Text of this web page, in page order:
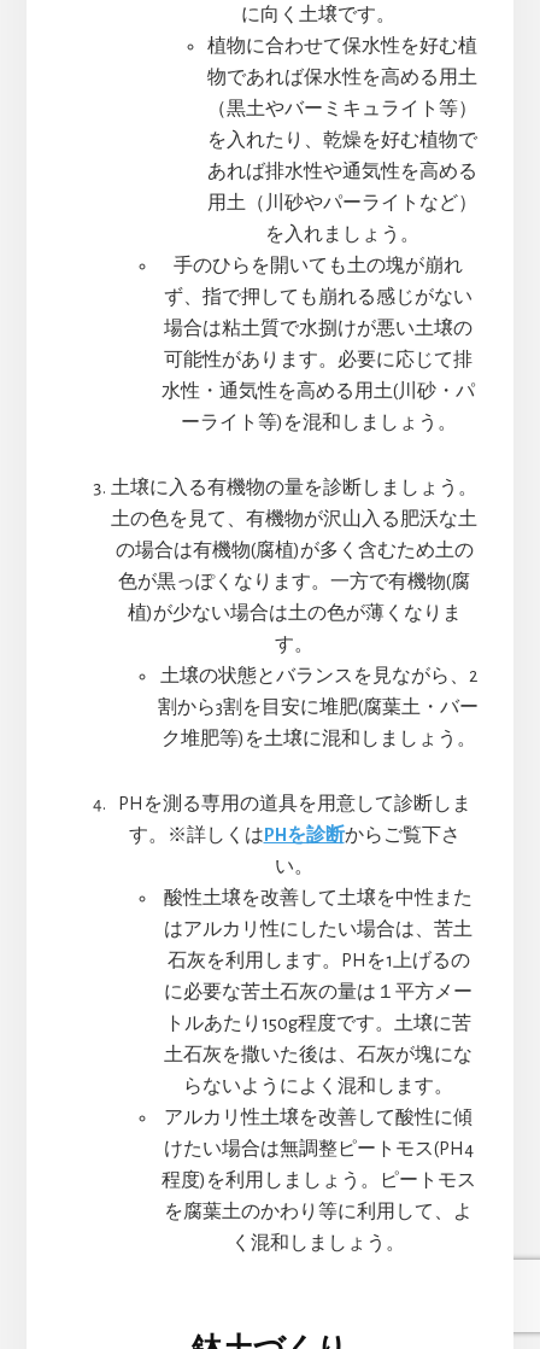
に向く土壌です。
植物に合わせて保水性を好む植
物であれば保水性を高める用土
（黒土やバーミキュライト等）
を入れたり、乾燥を好む植物で
あれば排水性や通気性を高める
用土（川砂やパーライトなど）
を入れましょう。
手のひらを開いても土の塊が崩れ
ず、指で押しても崩れる感じがない
場合は粘土質で水捌けが悪い土壌の
可能性があります。必要に応じて排
水性・通気性を高める用土(川砂・パ
ーライト等)を混和しましょう。
土壌に入る有機物の量を診断しましょう。
土の色を見て、有機物が沢山入る肥沃な土
の場合は有機物(腐植)が多く含むため土の
色が黒っぽくなります。一方で有機物(腐
植)が少ない場合は土の色が薄くなりま
す。
土壌の状態とバランスを見ながら、2
割から3割を目安に堆肥(腐葉土・バー
ク堆肥等)を土壌に混和しましょう。
PHを測る専用の道具を用意して診断しま
す。※詳しくは PHを診断からご覧下さ
い。
酸性土壌を改善して土壌を中性また
はアルカリ性にしたい場合は、苦土
石灰を利用します。PHを1上げるの
に必要な苦土石灰の量は１平方メー
トルあたり150g程度です。土壌に苦
土石灰を撒いた後は、石灰が塊にな
らないようによく混和します。
アルカリ性土壌を改善して酸性に傾
けたい場合は無調整ピートモス(PH4
程度)を利用しましょう。ピートモス
を腐葉土のかわり等に利用して、よ
く混和しましょう。